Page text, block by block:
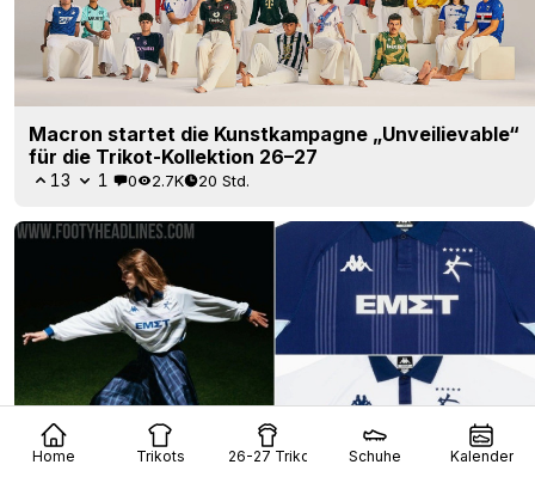
Home Trikots 26-27 Trikots Schuhe Kalender
Macron startet die Kunstkampagne „Unveilievable“
für die Trikot-Kollektion 26–27
13 1 0 2.7K 20 Std.